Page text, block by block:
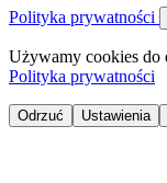
Polityka prywatności
Używamy cookies do
Polityka prywatności
Odrzuć Ustawienia